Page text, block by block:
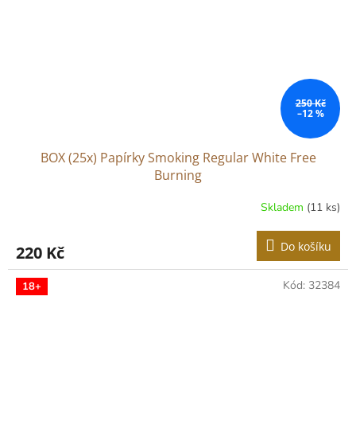
250 Kč
–12 %
BOX (25x) Papírky Smoking Regular White Free
Burning
Skladem (11 ks)
220 Kč Do košíku
18+ Kód: 32384